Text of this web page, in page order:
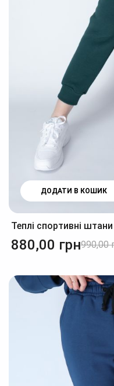
ДОДАТИ В КОШИК
Теплі спортивні
880,00 грн990,00